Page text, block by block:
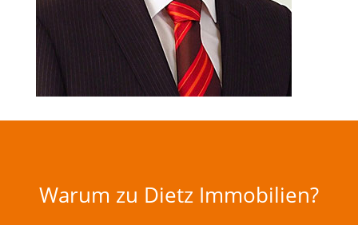
Warum zu Dietz Immobilien?